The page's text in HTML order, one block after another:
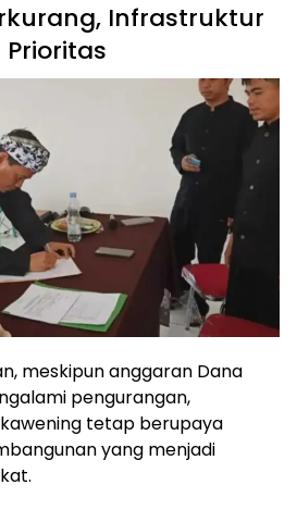
Infrastruktur
meskipun anggaran Dana
pengurangan,
tetap berupaya
yang menjadi